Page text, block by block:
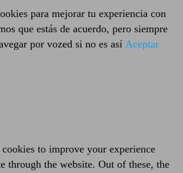
para mejorar tu experiencia con
que estás de acuerdo, pero siempre
por vozed si no es así Aceptar
to improve your experience
through the website. Out of these, the